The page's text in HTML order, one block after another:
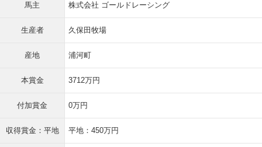
馬主 株式会社 ゴールドレーシング
生産者 久保田牧場
産地 浦河町
本賞金 3712万円
付加賞金 0万円
収得賞金：平地 平地：450万円